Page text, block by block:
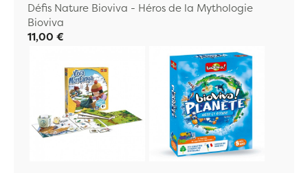
Défis Nature Bioviva - Héros de la Mythologie
Bioviva
11,00 €